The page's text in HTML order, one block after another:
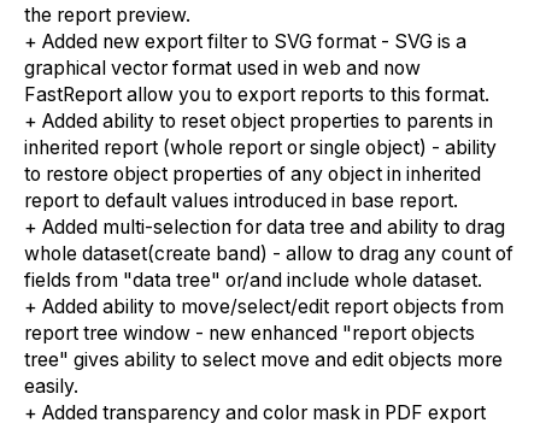
the report preview.
+ Added new export filter to SVG format - SVG is a
graphical vector format used in web and now
FastReport allow you to export reports to this format.
+ Added ability to reset object properties to parents in
inherited report (whole report or single object) - ability
to restore object properties of any object in inherited
report to default values introduced in base report.
+ Added multi-selection for data tree and ability to drag
whole dataset(create band) - allow to drag any count of
fields from "data tree" or/and include whole dataset.
+ Added ability to move/select/edit report objects from
report tree window - new enhanced "report objects
tree" gives ability to select move and edit objects more
easily.
+ Added transparency and color mask in PDF export